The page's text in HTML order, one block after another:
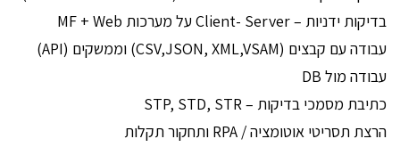
בדיקות ידניות – Client- Server על מערכות MF + Web
עבודה עם קבצים (CSV,JSON, XML,VSAM) וממשקים (API)
עבודה מול DB
כתיבת מסמכי בדיקות – STP, STD, STR
הרצת תסריטי אוטומציה / RPA ותחקור תקלות